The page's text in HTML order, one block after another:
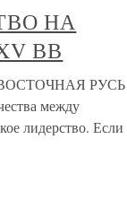
НА
ВВ
РУСЬ
между
лидерство. Если